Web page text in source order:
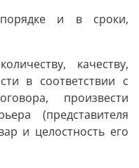
и в сроки,
качеству,
в соответствии с
произвести
(представителя
и целостность его